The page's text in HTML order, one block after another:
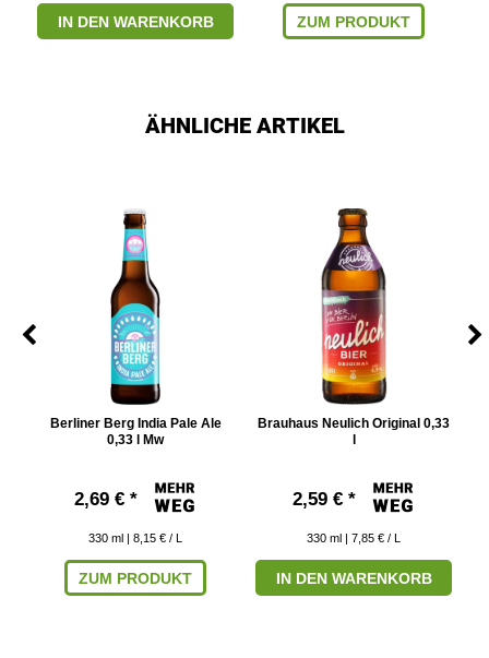
IN DEN WARENKORB ZUM PRODUKT
ÄHNLICHE ARTIKEL
Berliner Berg India Pale Ale
0,33 l Mw
2,69 € *
330 ml | 8,15 € / L
ZUM PRODUKT
Brauhaus Neulich Original 0,33
2,59 € *
330 ml | 7,85 € / L
IN DEN WARENKORB